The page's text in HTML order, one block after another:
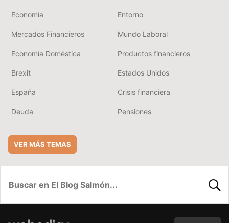
Economía Entorno
Mercados Financieros Mundo Laboral
Economía Doméstica Productos financieros
Brexit Estados Unidos
España Crisis financiera
Deuda Pensiones
VER MÁS TEMAS